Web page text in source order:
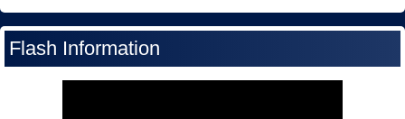
Flash Information